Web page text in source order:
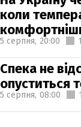
коли
5 серпня, 20:00
Спека не
опуститься
5 серпня, 08:00